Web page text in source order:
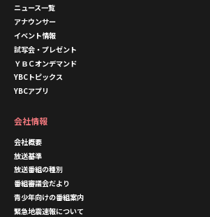
ニュース一覧
アナウンサー
イベント情報
試写会・プレゼント
ＹＢＣオンデマンド
YBCトピックス
YBCアプリ
会社情報
会社概要
放送基準
放送番組の種別
番組審議会だより
青少年向けの番組案内
緊急地震速報について